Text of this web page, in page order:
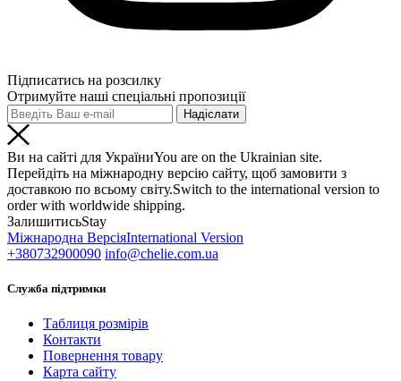
Підписатись на розсилку
Отримуйте наші спеціальні пропозиції
Ви на сайті для УкраїниYou are on the Ukrainian site.
Перейдіть на міжнародну версію сайту, щоб замовити з
доставкою по всьому світу.Switch to the international version to
order with worldwide shipping.
ЗалишитисьStay
Міжнародна ВерсіяInternational Version
+380732900090 info@chelie.com.ua
Служба підтримки
Таблиця розмірів
Контакти
Повернення товару
Карта сайту